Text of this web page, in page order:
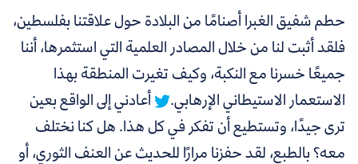
حطم شفيق الغبرا أصنامًا من البلادة حول علاقتنا بفلسطين،
فلقد أثبت لنا من خلال المصادر العلمية التي استثمرها، أننا
جميعًا خسرنا مع النكبة، وكيف تغيرت المنطقة بهذا
الاستعمار الاستيطاني الإرهابي.
أعادني إلى الواقع بعين
ترى جيدًا، وتستطيع أن تفكر في كل هذا. هل كنا نختلف
معه؟ بالطبع، لقد حفزنا مرارًا للحديث عن العنف الثوري، أو